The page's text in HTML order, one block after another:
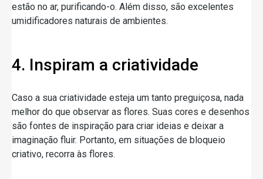
estão no ar, purificando-o. Além disso, são excelentes
umidificadores naturais de ambientes.
4. Inspiram a criatividade
Caso a sua criatividade esteja um tanto preguiçosa, nada
melhor do que observar as flores. Suas cores e desenhos
são fontes de inspiração para criar ideias e deixar a
imaginação fluir. Portanto, em situações de bloqueio
criativo, recorra às flores.